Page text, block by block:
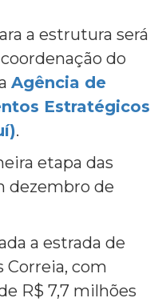
a estrutura será
coordenação do
Agência de
Estratégicos
.
etapa das
dezembro de
a estrada de
Correia, com
R$ 7,7 milhões